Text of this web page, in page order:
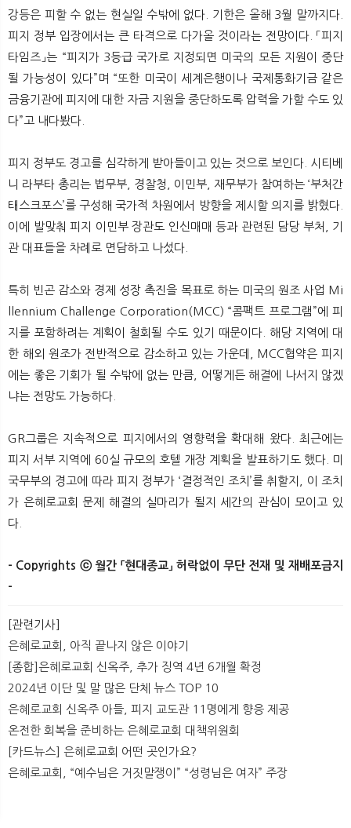
강등은 피할 수 없는 현실일 수밖에 없다. 기한은 올해 3월 말까지다.
피지 정부 입장에서는 큰 타격으로 다가올 것이라는 전망이다. 「피지
타임즈」는 “피지가 3등급 국가로 지정되면 미국의 모든 지원이 중단
될 가능성이 있다”며 “또한 미국이 세계은행이나 국제통화기금 같은
금융기관에 피지에 대한 자금 지원을 중단하도록 압력을 가할 수도 있
다”고 내다봤다.
피지 정부도 경고를 심각하게 받아들이고 있는 것으로 보인다. 시티베
니 라부타 총리는 법무부, 경찰청, 이민부, 재무부가 참여하는 ‘부처간
태스크포스’를 구성해 국가적 차원에서 방향을 제시할 의지를 밝혔다.
이에 발맞춰 피지 이민부 장관도 인신매매 등과 관련된 담당 부처, 기
관 대표들을 차례로 면담하고 나섰다.
특히 빈곤 감소와 경제 성장 촉진을 목표로 하는 미국의 원조 사업 Mi
llennium Challenge Corporation(MCC) “콤팩트 프로그램”에 피
지를 포함하려는 계획이 철회될 수도 있기 때문이다. 해당 지역에 대
한 해외 원조가 전반적으로 감소하고 있는 가운데, MCC협약은 피지
에는 좋은 기회가 될 수밖에 없는 만큼, 어떻게든 해결에 나서지 않겠
냐는 전망도 가능하다.
GR그룹은 지속적으로 피지에서의 영향력을 확대해 왔다. 최근에는
피지 서부 지역에 60실 규모의 호텔 개장 계획을 발표하기도 했다. 미
국무부의 경고에 따라 피지 정부가 ‘결정적인 조치’를 취할지, 이 조치
가 은혜로교회 문제 해결의 실마리가 될지 세간의 관심이 모이고 있
다.
- Copyrights ⓒ 월간 「현대종교」 허락없이 무단 전재 및 재배포금지
-
[관련기사]
은혜로교회, 아직 끝나지 않은 이야기
[종합]은혜로교회 신옥주, 추가 징역 4년 6개월 확정
2024년 이단 및 말 많은 단체 뉴스 TOP 10
은혜로교회 신옥주 아들, 피지 교도관 11명에게 향응 제공
온전한 회복을 준비하는 은혜로교회 대책위원회
[카드뉴스] 은혜로교회 어떤 곳인가요?
은혜로교회, “예수님은 거짓말쟁이” “성령님은 여자” 주장